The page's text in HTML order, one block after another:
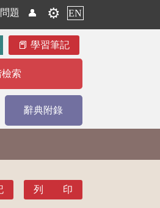
題 👤 ⚙️ EN
學習筆記
索
辭典附錄
列 印